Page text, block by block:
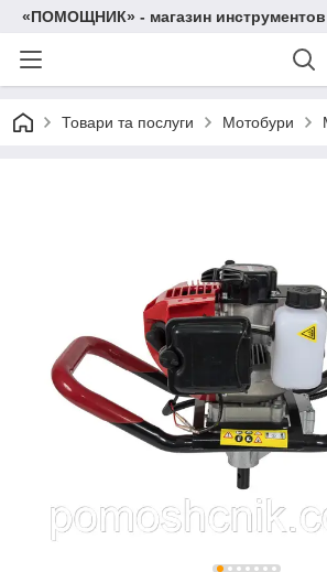
«ПОМОЩНИК» - магазин
Товари та послуги Мотобури